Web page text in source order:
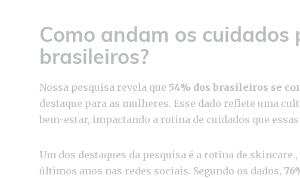
Como andam os cuidados
brasileiros?
Nossa pesquisa revela que 54% dos brasileiros se
destaque para as mulheres. Esse dado reflete uma
bem-estar, impactando a rotina de cuidados que
Um dos destaques da pesquisa é a rotina de skincare
últimos anos nas redes sociais. Segundo os dados,